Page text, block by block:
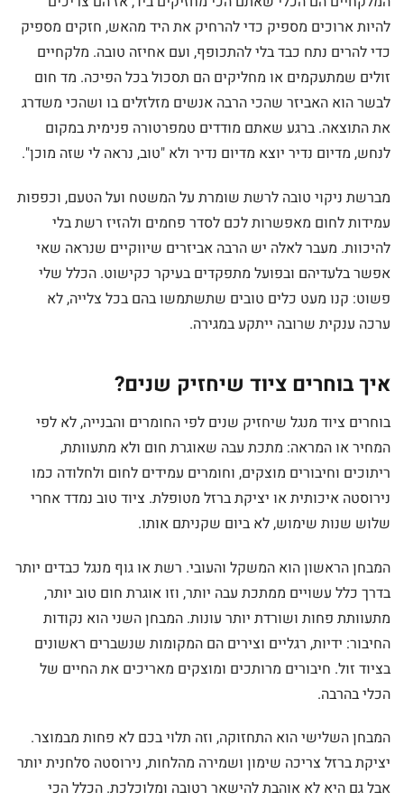
להיות ארוכים מספיק כדי להרחיק את היד מהאש, חזקים מספיק
כדי להרים נתח כבד בלי להתכופף, ועם אחיזה טובה. מלקחיים
זולים שמתעקמים או מחליקים הם תסכול בכל הפיכה. מד חום
לבשר הוא האביזר שהכי הרבה אנשים מזלזלים בו ושהכי משדרג
את התוצאה. ברגע שאתם מודדים טמפרטורה פנימית במקום
לנחש, מדיום נדיר יוצא מדיום נדיר ולא "טוב, נראה לי שזה מוכן".
מברשת ניקוי טובה לרשת שומרת על המשטח ועל הטעם, וכפפות
עמידות לחום מאפשרות לכם לסדר פחמים ולהזיז רשת בלי
להיכוות. מעבר לאלה יש הרבה אביזרים שיווקיים שנראה שאי
אפשר בלעדיהם ובפועל מתפקדים בעיקר כקישוט. הכלל שלי
פשוט: קנו מעט כלים טובים שתשתמשו בהם בכל צלייה, לא
ערכה ענקית שרובה ייתקע במגירה.
איך בוחרים ציוד שיחזיק שנים?
בוחרים ציוד מנגל שיחזיק שנים לפי החומרים והבנייה, לא לפי
המחיר או המראה: מתכת עבה שאוגרת חום ולא מתעוותת,
ריתוכים וחיבורים מוצקים, וחומרים עמידים לחום ולחלודה כמו
נירוסטה איכותית או יציקת ברזל מטופלת. ציוד טוב נמדד אחרי
שלוש שנות שימוש, לא ביום שקניתם אותו.
המבחן הראשון הוא המשקל והעובי. רשת או גוף מנגל כבדים יותר
בדרך כלל עשויים ממתכת עבה יותר, וזו אוגרת חום טוב יותר,
מתעוותת פחות ושורדת יותר עונות. המבחן השני הוא נקודות
החיבור: ידיות, רגליים וצירים הם המקומות שנשברים ראשונים
בציוד זול. חיבורים מרותכים ומוצקים מאריכים את החיים של
הכלי בהרבה.
המבחן השלישי הוא התחזוקה, וזה תלוי בכם לא פחות מבמוצר.
יציקת ברזל צריכה שימון ושמירה מהלחות, נירוסטה סלחנית יותר
אבל גם היא לא אוהבת להישאר רטובה ומלוכלכת. הכלל הכי